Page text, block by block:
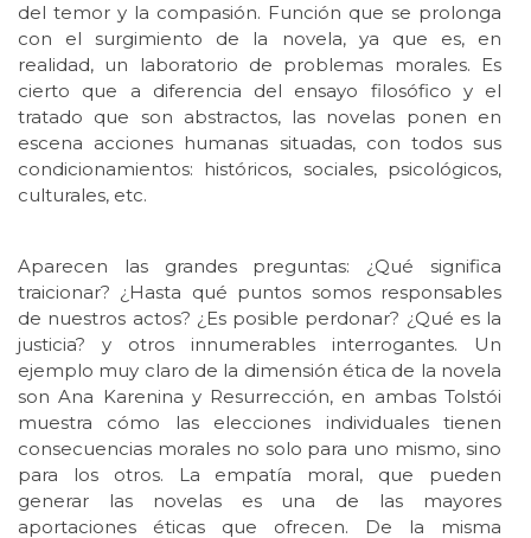
del temor y la compasión. Función que se prolonga
con el surgimiento de la novela, ya que es, en
realidad, un laboratorio de problemas morales. Es
cierto que a diferencia del ensayo filosófico y el
tratado que son abstractos, las novelas ponen en
escena acciones humanas situadas, con todos sus
condicionamientos: históricos, sociales, psicológicos,
culturales, etc.
Aparecen las grandes preguntas: ¿Qué significa
traicionar? ¿Hasta qué puntos somos responsables
de nuestros actos? ¿Es posible perdonar? ¿Qué es la
justicia? y otros innumerables interrogantes. Un
ejemplo muy claro de la dimensión ética de la novela
son Ana Karenina y Resurrección, en ambas Tolstói
muestra cómo las elecciones individuales tienen
consecuencias morales no solo para uno mismo, sino
para los otros. La empatía moral, que pueden
generar las novelas es una de las mayores
aportaciones éticas que ofrecen. De la misma